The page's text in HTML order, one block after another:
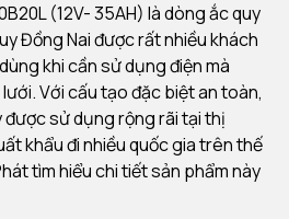
(12V- 35AH) là dòng ắc quy
Đồng Nai được rất nhiều khách
khi cần sử dụng điện mà
Với cấu tạo đặc biệt an toàn,
được sử dụng rộng rãi tại thị
khẩu đi nhiều quốc gia trên thế
tìm hiểu chi tiết sản phẩm này